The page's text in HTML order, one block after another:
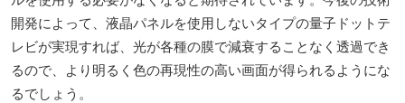
開発によって、液晶パネルを使用しないタイプの量子ドットテ
レビが実現すれば、光が各種の膜で減衰することなく透過でき
るので、より明るく色の再現性の高い画面が得られるようにな
るでしょう。